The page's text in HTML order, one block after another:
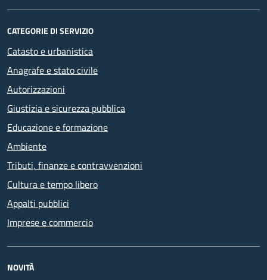
CATEGORIE DI SERVIZIO
Catasto e urbanistica
Anagrafe e stato civile
Autorizzazioni
Giustizia e sicurezza pubblica
Educazione e formazione
Ambiente
Tributi, finanze e contravvenzioni
Cultura e tempo libero
Appalti pubblici
Imprese e commercio
NOVITÀ